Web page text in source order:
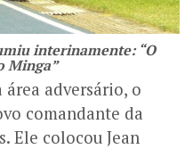
interinamente: “O
Minga”
adversário, o
comandante da
Ele colocou Jean